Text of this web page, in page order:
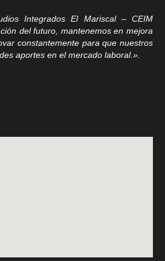
Integrados El Mariscal – CEIM
del futuro, mantenemos en mejora
constantemente para que nuestros
aportes en el mercado laboral.».